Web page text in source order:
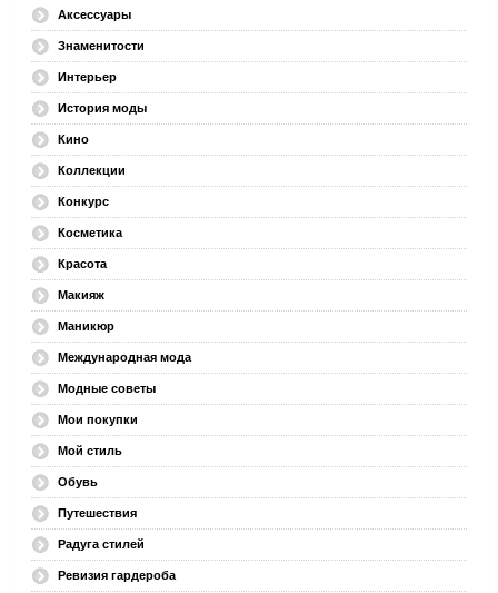
Аксессуары
Знаменитости
Интерьер
История моды
Кино
Коллекции
Конкурс
Косметика
Красота
Макияж
Маникюр
Международная мода
Модные советы
Мои покупки
Мой стиль
Обувь
Путешествия
Радуга стилей
Ревизия гардероба